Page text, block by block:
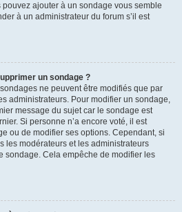
ajouter à un sondage vous semble
à un administrateur du forum s’il est
un sondage ?
ne peuvent être modifiés que par
administrateurs. Pour modifier un sondage,
message du sujet car le sondage est
Si personne n’a encore voté, il est
ou de modifier ses options. Cependant, si
les modérateurs et les administrateurs
sondage. Cela empêche de modifier les